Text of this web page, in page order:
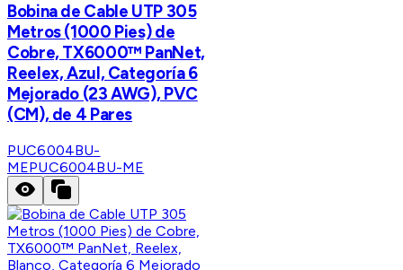
Bobina de Cable UTP 305
Metros (1000 Pies) de
Cobre, TX6000™ PanNet,
Reelex, Azul, Categoría 6
Mejorado (23 AWG), PVC
(CM), de 4 Pares
PUC6004BU-
MEPUC6004BU-ME